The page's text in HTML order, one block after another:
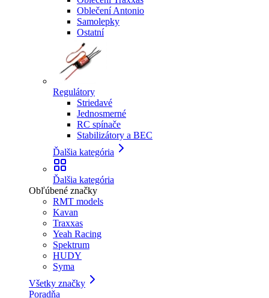
Oblečení Antonio
Samolepky
Ostatní
Regulátory
Striedavé
Jednosmerné
RC spínače
Stabilizátory a BEC
Ďalšia kategória
Ďalšia kategória
Obľúbené značky
RMT models
Kavan
Traxxas
Yeah Racing
Spektrum
HUDY
Syma
Všetky značky
Poradňa